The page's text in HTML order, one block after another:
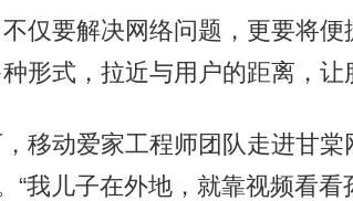
要解决网络问题，更要将便
形式，拉近与用户的距离，让
动爱家工程师团队走进甘棠
“我儿子在外地，就靠视频看